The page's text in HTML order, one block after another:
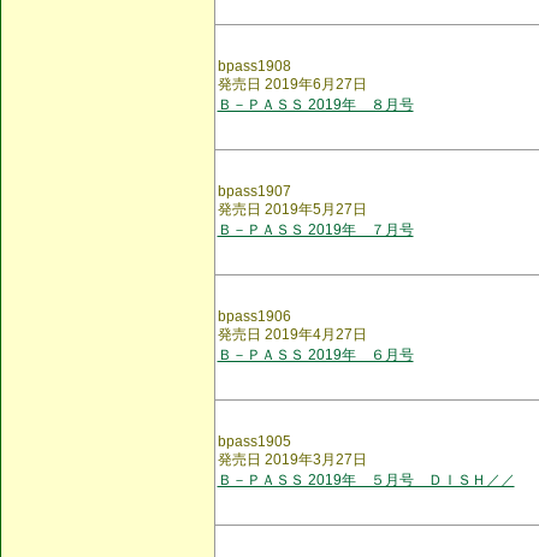
bpass1908
発売日 2019年6月27日
Ｂ－ＰＡＳＳ 2019年 ８月号
bpass1907
発売日 2019年5月27日
Ｂ－ＰＡＳＳ 2019年 ７月号
bpass1906
発売日 2019年4月27日
Ｂ－ＰＡＳＳ 2019年 ６月号
bpass1905
発売日 2019年3月27日
Ｂ－ＰＡＳＳ 2019年 ５月号 ＤＩＳＨ／／